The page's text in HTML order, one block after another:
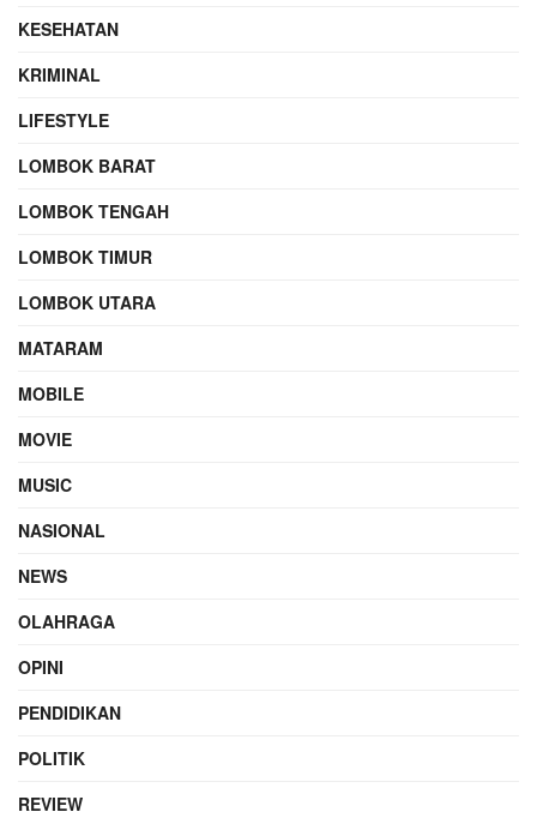
KESEHATAN
KRIMINAL
LIFESTYLE
LOMBOK BARAT
LOMBOK TENGAH
LOMBOK TIMUR
LOMBOK UTARA
MATARAM
MOBILE
MOVIE
MUSIC
NASIONAL
NEWS
OLAHRAGA
OPINI
PENDIDIKAN
POLITIK
REVIEW